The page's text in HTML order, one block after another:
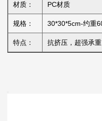
材质： PC材质
规格： 30*30*5cm-约重
特点： 抗挤压，超强承